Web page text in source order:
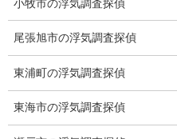
愛知県名古屋市中区新栄2丁目41-
ベストビル6B
愛知県公安委員会 第54250033
【出張面談いたします】
愛知県内でご面談場所のご要望
ださい。
小牧市の浮気調査探偵
尾張旭市の浮気調査探偵
東浦町の浮気調査探偵
東海市の浮気調査探偵